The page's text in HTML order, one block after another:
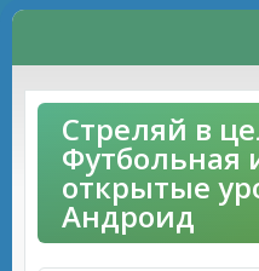
Стреляй в
Футбольная
открытые
Андроид